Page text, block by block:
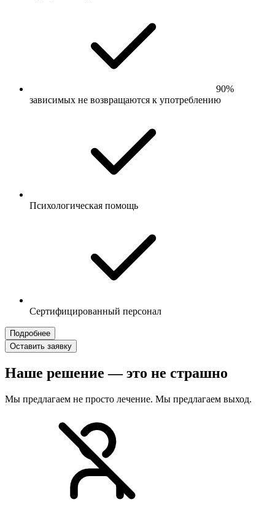
90%
зависимых не возвращаются к употреблению
Психологическая помощь
Сертифицированный персонал
Подробнее
Оставить заявку
Наше решение — это не страшно
Мы предлагаем не просто лечение. Мы предлагаем выход.